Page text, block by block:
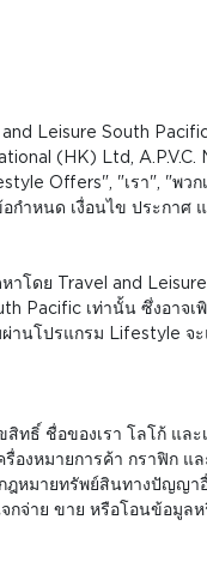
Leisure South
(HK) Ltd,
Offers", "เรา", "พวก
ำหนด เงื่อนไข ประกา
โดย Travel and
Pacific เท่านั้น ซึ่งอาจ
านโปรแกรม Lifestyle จ
ทธิ์ ชื่อของเรา โลโก้ แ
รื่องหมายการค้า กราฟิก
ฎหมายทรัพย์สินทางปัญญ
กจ่าย ขาย หรือโอนข้อมู